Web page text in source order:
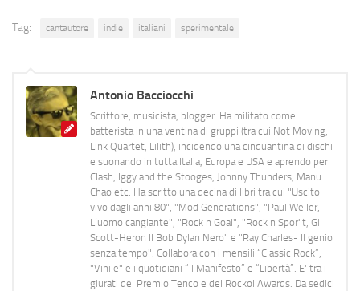
Tag: cantautore indie italiani sperimentale
Antonio Bacciocchi
Scrittore, musicista, blogger. Ha militato come
batterista in una ventina di gruppi (tra cui Not Moving,
Link Quartet, Lilith), incidendo una cinquantina di dischi
e suonando in tutta Italia, Europa e USA e aprendo per
Clash, Iggy and the Stooges, Johnny Thunders, Manu
Chao etc. Ha scritto una decina di libri tra cui "Uscito
vivo dagli anni 80", "Mod Generations", "Paul Weller,
L’uomo cangiante", "Rock n Goal", "Rock n Spor"t, Gil
Scott-Heron Il Bob Dylan Nero" e "Ray Charles- Il genio
senza tempo". Collabora con i mensili “Classic Rock”,
"Vinile" e i quotidiani “Il Manifesto” e “Libertà”. E' tra i
giurati del Premio Tenco e del Rockol Awards. Da sedici